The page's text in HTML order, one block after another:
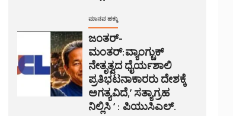
ಮಾನವ ಹಕ್ಕು
ಜಂತರ್-
ಮಂತರ್:ವ್ಯಾಂಗ್ಚುಕ್
ನೇತೃತ್ವದ ಧೈರ್ಯಶಾಲಿ
ಪ್ರತಿಭಟನಾಕಾರರು ದೇಶಕ್ಕೆ
ಅಗತ್ಯವಿದೆ,’ ಸತ್ಯಾಗ್ರಹ
ನಿಲ್ಲಿಸಿ ‘ : ಪಿಯುಸಿಎಲ್.